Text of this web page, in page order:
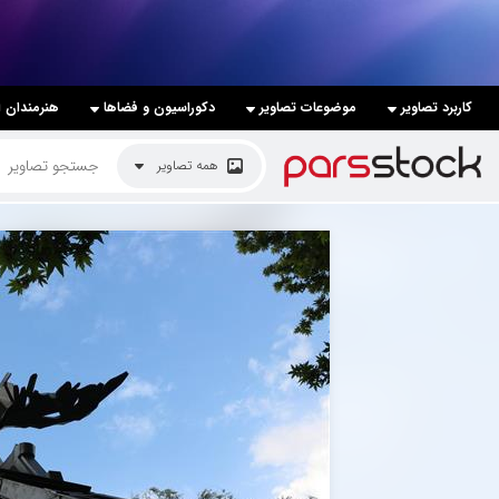
کاربرد تصاویر موضوعات تصاویر دکوراسیون و فضاها هنرمندان
همه تصاویر
لیست قیمت ها
کاربرد تصاویر
موضوعات تصاویر
هنرمندان ایرانی
کسب درآمد از فروش تصاویر
021 28428845